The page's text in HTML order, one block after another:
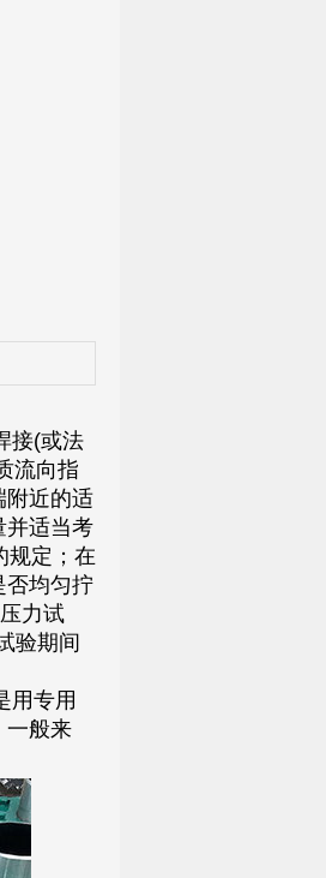
接(或法
流向指
附近的适
并适当考
定； 在
否均匀拧
力试
验期间
用专用
一般来